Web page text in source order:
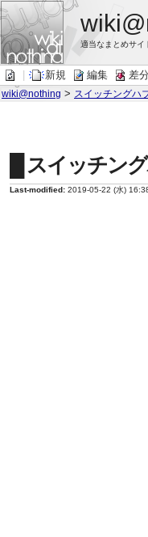
適当なまとめサイ
| 新規 編集 差分
wiki@nothing > スイッチングハ
█ スイッチン
Last-modified: 2019-05-22 (水)